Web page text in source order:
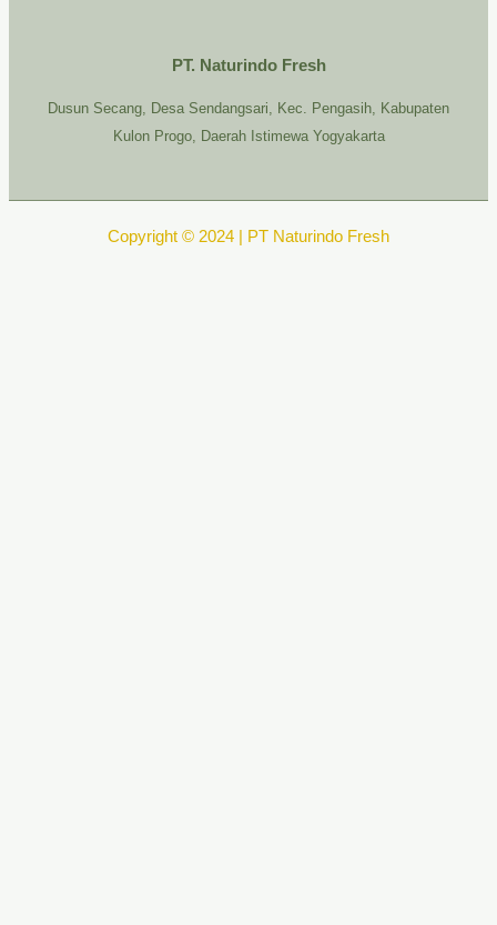
PT. Naturindo Fresh
Dusun Secang, Desa Sendangsari, Kec. Pengasih, Kabupaten
Kulon Progo, Daerah Istimewa Yogyakarta
Copyright © 2024 | PT Naturindo Fresh